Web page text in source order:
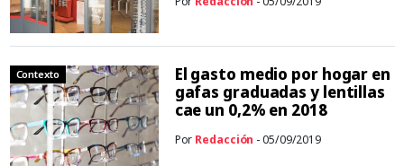
Contexto
El gasto medio por hogar en
gafas graduadas y lentillas
cae un 0,2% en 2018
Por Redacción - 05/09/2019